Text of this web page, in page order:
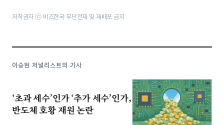
저작권자 ⓒ 비즈한국 무단전재 및 재배포 금지
이승현 저널리스트의 기사
‘초과 세수’인가 ‘추가 세수’인가,
반도체 호황 재원 논란